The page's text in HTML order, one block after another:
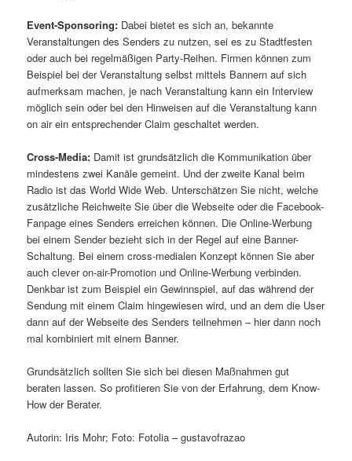
Event-Sponsoring: Dabei bietet es sich an, bekannte
Veranstaltungen des Senders zu nutzen, sei es zu Stadtfesten
oder auch bei regelmäßigen Party-Reihen. Firmen können zum
Beispiel bei der Veranstaltung selbst mittels Bannern auf sich
aufmerksam machen, je nach Veranstaltung kann ein Interview
möglich sein oder bei den Hinweisen auf die Veranstaltung kann
on air ein entsprechender Claim geschaltet werden.
Cross-Media: Damit ist grundsätzlich die Kommunikation über
mindestens zwei Kanäle gemeint. Und der zweite Kanal beim
Radio ist das World Wide Web. Unterschätzen Sie nicht, welche
zusätzliche Reichweite Sie über die Webseite oder die Facebook-
Fanpage eines Senders erreichen können. Die Online-Werbung
bei einem Sender bezieht sich in der Regel auf eine Banner-
Schaltung. Bei einem cross-medialen Konzept können Sie aber
auch clever on-air-Promotion und Online-Werbung verbinden.
Denkbar ist zum Beispiel ein Gewinnspiel, auf das während der
Sendung mit einem Claim hingewiesen wird, und an dem die User
dann auf der Webseite des Senders teilnehmen – hier dann noch
mal kombiniert mit einem Banner.
Grundsätzlich sollten Sie sich bei diesen Maßnahmen gut
beraten lassen. So profitieren Sie von der Erfahrung, dem Know-
How der Berater.
Autorin: Iris Mohr; Foto: Fotolia – gustavofrazao